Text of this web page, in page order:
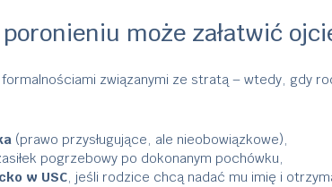
może załatwić
związanymi ze stratą – wtedy, gdy
(prawo przysługujące, ale nieobowiązkowe),
pogrzebowy po dokonanym pochówku,
w USC, jeśli rodzice chcą nadać mu imię i